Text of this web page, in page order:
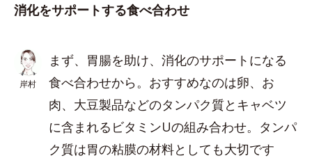
消化をサポートする食べ合わせ
岸村
まず、胃腸を助け、消化のサポートになる
食べ合わせから。おすすめなのは卵、お
肉、大豆製品などのタンパク質とキャベツ
に含まれるビタミンUの組み合わせ。タンパ
ク質は胃の粘膜の材料としても大切です